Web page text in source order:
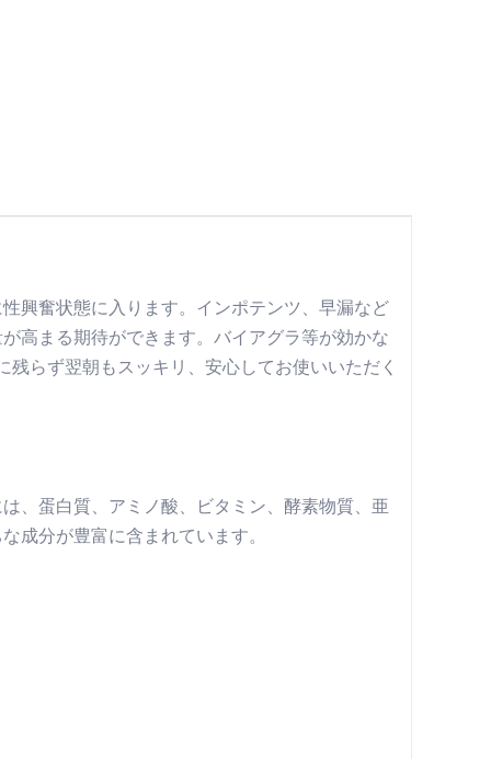
興奮状態に入ります。インポテンツ、早漏など
高まる期待ができます。バイアグラ等が効かな
らず翌朝もスッキリ、安心してお使いいただく
、蛋白質、アミノ酸、ビタミン、酵素物質、亜
成分が豊富に含まれています。